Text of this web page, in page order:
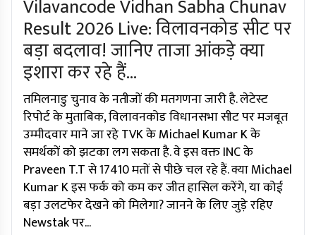
Vilavancode Vidhan Sabha Chunav
Result 2026 Live: विलावनकोड सीट पर
बड़ा बदलाव! जानिए ताजा आंकड़े क्या
इशारा कर रहे हैं...
तमिलनाडु चुनाव के नतीजों की मतगणना जारी है. लेटेस्ट
रिपोर्ट के मुताबिक, विलावनकोड विधानसभा सीट पर मजबूत
उम्मीदवार माने जा रहे TVK के Michael Kumar K के
समर्थकों को झटका लग सकता है. वे इस वक्त INC के
Praveen T.T से 17410 मतों से पीछे चल रहे हैं. क्या Michael
Kumar K इस फर्क को कम कर जीत हासिल करेंगे, या कोई
बड़ा उलटफेर देखने को मिलेगा? जानने के लिए जुड़े रहिए
Newstak पर...